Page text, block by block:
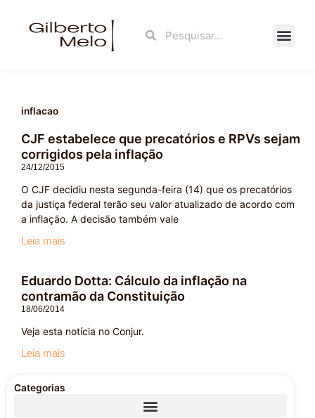
Search
inflacao
CJF estabelece que precatórios e RPVs sejam
corrigidos pela inflação
24/12/2015
O CJF decidiu nesta segunda-feira (14) que os precatórios
da justiça federal terão seu valor atualizado de acordo com
a inflação. A decisão também vale
Leia mais
Eduardo Dotta: Cálculo da inflação na
contramão da Constituição
18/06/2014
Veja esta notícia no Conjur.
Leia mais
Categorias